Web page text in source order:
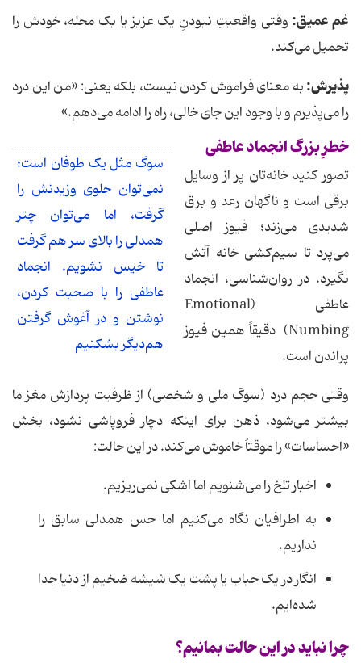
غم عمیق: وقتی واقعیتِ نبودنِ یک عزیز یا یک محله، خودش را
تحمیل می‌کند.
پذیرش:به معنای فراموش کردن نیست، بلکه یعنی: «من این درد
را می‌پذیرم و با وجود این جای خالی، راه را ادامه می‌دهم.»
سوگ مثل یک طوفان است؛
نمی‌توان جلوی وزیدنش را
گرفت، اما می‌توان چتر
همدلی را بالای سر هم گرفت
تا خیس نشویم. انجماد
عاطفی را با صحبت کردن،
نوشتن و در آغوش گرفتن
هم‌دیگر بشکنیم
خطرِ بزرگ انجماد عاطفی
تصور کنید خانه‌تان پر از وسایل
برقی است و ناگهان رعد و برق
شدیدی می‌زند؛ فیوز اصلی
می‌پرد تا سیم‌کشی خانه آتش
نگیرد. در روان‌شناسی، انجماد
عاطفی (Emotional
Numbing) دقیقاً همین فیوز
پراندن است.
وقتی حجم درد (سوگ ملی و شخصی) از ظرفیت پردازش مغز ما
بیشتر می‌شود، ذهن برای اینکه دچار فروپاشی نشود، بخش
«احساسات» را موقتاً خاموش می‌کند. در این حالت:
اخبار تلخ را می‌شنویم اما اشکی نمی‌ریزیم.
به اطرافیان نگاه می‌کنیم اما حس همدلی سابق را
نداریم.
انگار در یک حباب یا پشت یک شیشه ضخیم از دنیا جدا
شده‌ایم.
چرا نباید در این حالت بمانیم؟